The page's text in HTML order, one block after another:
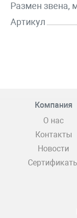
Размен звена,
Артикул
Компания
О нас
Контакты
Новости